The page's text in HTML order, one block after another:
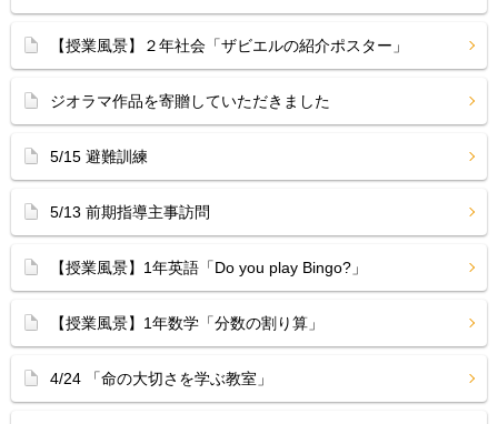
【授業風景】２年社会「ザビエルの紹介ポスター」
ジオラマ作品を寄贈していただきました
5/15 避難訓練
5/13 前期指導主事訪問
【授業風景】1年英語「Do you play Bingo?」
【授業風景】1年数学「分数の割り算」
4/24 「命の大切さを学ぶ教室」